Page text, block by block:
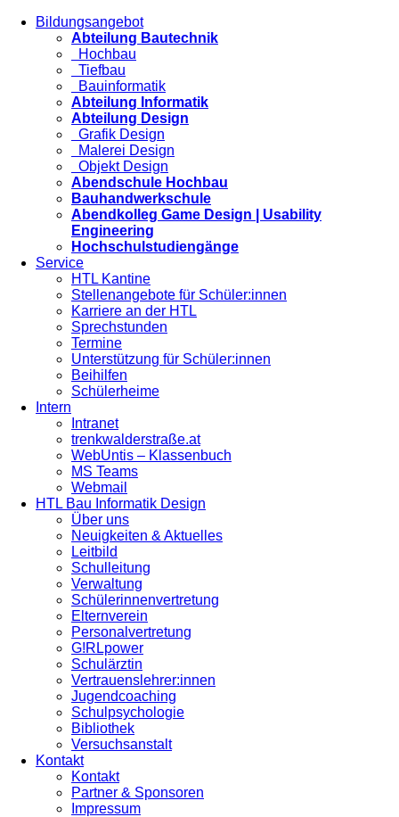
Bildungsangebot
Abteilung Bautechnik
Hochbau
Tiefbau
Bauinformatik
Abteilung Informatik
Abteilung Design
Grafik Design
Malerei Design
Objekt Design
Abendschule Hochbau
Bauhandwerkschule
Abendkolleg Game Design | Usability
Engineering
Hochschulstudiengänge
Service
HTL Kantine
Stellenangebote für Schüler:innen
Karriere an der HTL
Sprechstunden
Termine
Unterstützung für Schüler:innen
Beihilfen
Schülerheime
Intern
Intranet
trenkwalderstraße.at
WebUntis – Klassenbuch
MS Teams
Webmail
HTL Bau Informatik Design
Über uns
Neuigkeiten & Aktuelles
Leitbild
Schulleitung
Verwaltung
Schülerinnenvertretung
Elternverein
Personalvertretung
G!RLpower
Schulärztin
Vertrauenslehrer:innen
Jugendcoaching
Schulpsychologie
Bibliothek
Versuchsanstalt
Kontakt
Kontakt
Partner & Sponsoren
Impressum